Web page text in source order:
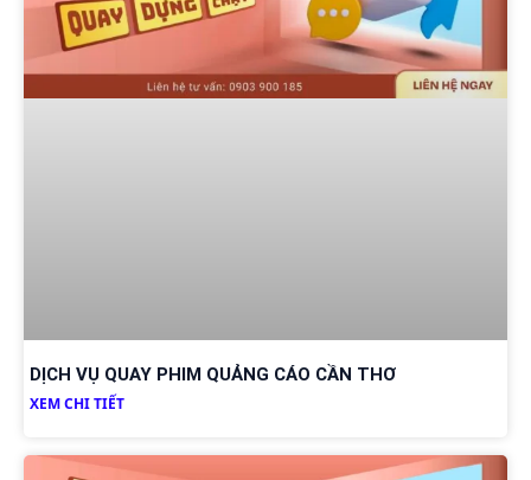
DỊCH VỤ QUAY PHIM QUẢNG CÁO CẦN THƠ
XEM CHI TIẾT